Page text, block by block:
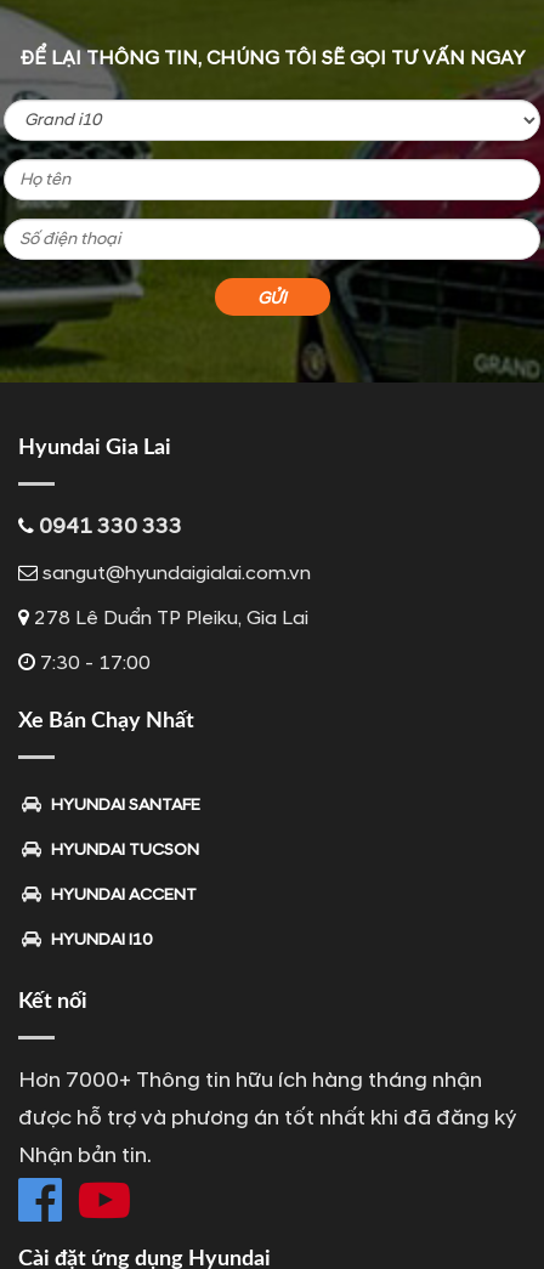
ĐỂ LẠI THÔNG TIN, CHÚNG TÔI SẼ GỌI TƯ VẤN NGAY
Hyundai Gia Lai
0941 330 333
sangut@hyundaigialai.com.vn
278 Lê Duẩn TP Pleiku, Gia Lai
7:30 - 17:00
Xe Bán Chạy Nhất
HYUNDAI SANTAFE
HYUNDAI TUCSON
HYUNDAI ACCENT
HYUNDAI I10
Kết nối
Hơn 7000+ Thông tin hữu ích hàng tháng nhận
được hỗ trợ và phương án tốt nhất khi đã đăng ký
Nhận bản tin.
Cài đặt ứng dụng Hyundai